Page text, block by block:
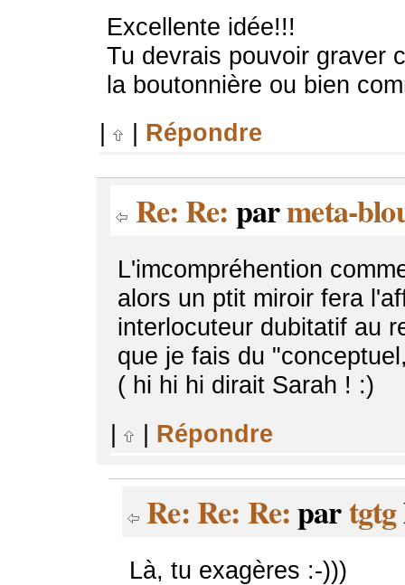
Excellente idée!!!
Tu devrais pouvoir graver
la boutonnière ou bien
Répondre
Re: Re: parmeta-
L'imcompréhention
alors un ptit miroir fera
interlocuteur dubitatif au
que je fais du
( hi hi hi dirait Sarah ! :)
|
Répondre
Re: Re: Re:partgtg
Là, tu exagères :-)))